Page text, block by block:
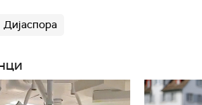
Дијаспора